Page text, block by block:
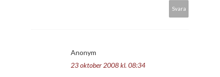
Svara
Anonym
23 oktober 2008 kl. 08:34